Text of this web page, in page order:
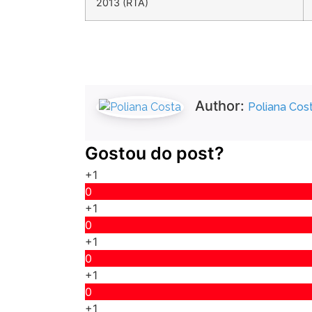
2013 (RTA)
Author: Poliana
Gostou do post?
+1
0
+1
0
+1
0
+1
0
+1